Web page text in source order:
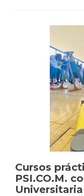
Cursos
PSI.CO.M.
Universitaria